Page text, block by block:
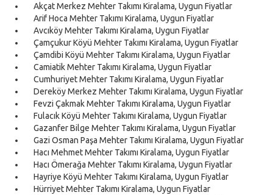
Akçat Merkez Mehter Takımı Kiralama, Uygun Fiyatlar
Arif Hoca Mehter Takımı Kiralama, Uygun Fiyatlar
Avcıköy Mehter Takımı Kiralama, Uygun Fiyatlar
Çamçukur Köyü Mehter Takımı Kiralama, Uygun Fiyatlar
Çamdibi Köyü Mehter Takımı Kiralama, Uygun Fiyatlar
Camiatik Mehter Takımı Kiralama, Uygun Fiyatlar
Cumhuriyet Mehter Takımı Kiralama, Uygun Fiyatlar
Dereköy Merkez Mehter Takımı Kiralama, Uygun Fiyatlar
Fevzi Çakmak Mehter Takımı Kiralama, Uygun Fiyatlar
Fulacık Köyü Mehter Takımı Kiralama, Uygun Fiyatlar
Gazanfer Bilge Mehter Takımı Kiralama, Uygun Fiyatlar
Gazi Osman Paşa Mehter Takımı Kiralama, Uygun Fiyatlar
Hacı Mehmet Mehter Takımı Kiralama, Uygun Fiyatlar
Hacı Ömerağa Mehter Takımı Kiralama, Uygun Fiyatlar
Hayriye Köyü Mehter Takımı Kiralama, Uygun Fiyatlar
Hürriyet Mehter Takımı Kiralama, Uygun Fiyatlar